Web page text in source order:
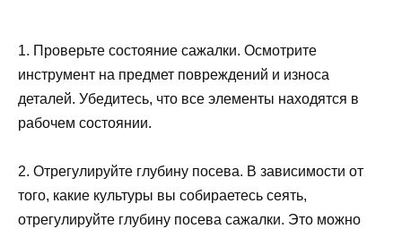
1. Проверьте состояние сажалки. Осмотрите
инструмент на предмет повреждений и износа
деталей. Убедитесь, что все элементы находятся в
рабочем состоянии.
2. Отрегулируйте глубину посева. В зависимости от
того, какие культуры вы собираетесь сеять,
отрегулируйте глубину посева сажалки. Это можно